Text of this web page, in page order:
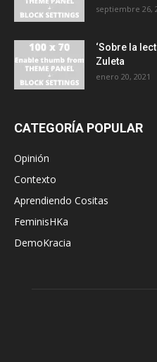
septiembre 26,
‘Sobre la
Zuleta
enero 20, 2021
CATEGORÍA POPULAR
Opinión
Contexto
Aprendiendo Cositas
FeminisHKa
DemoKracia